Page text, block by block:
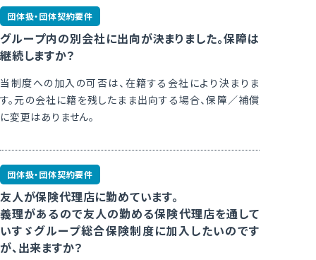
団体扱・団体契約要件
グループ内の別会社に出向が決まりました。保障は
継続しますか？
当制度への加入の可否は、在籍する会社により決まりま
す。元の会社に籍を残したまま出向する場合、保障／補償
に変更はありません。
団体扱・団体契約要件
友人が保険代理店に勤めています。
義理があるので友人の勤める保険代理店を通して
いすゞグループ総合保険制度に加入したいのです
が、出来ますか？